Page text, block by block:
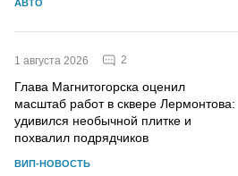
АВТО
1 августа 2026 2
Глава Магнитогорска оценил
масштаб работ в сквере Лермонтова:
удивился необычной плитке и
похвалил подрядчиков
ВИП-НОВОСТЬ